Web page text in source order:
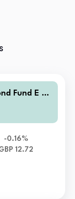
Fund E Cl
-0.16%
12.72